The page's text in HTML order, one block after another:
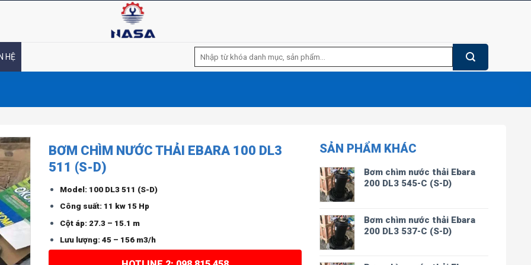
HỆ
kiếm:
SẢN PHẨM KHÁC
Bơm chìm nước thải Ebara
200 DL3 545-C (S-D)
Bơm chìm nước thải Ebara
200 DL3 537-C (S-D)
BƠM CHÌM NƯỚC THẢI EBARA 100 DL3
511 (S-D)
Model: 100 DL3 511 (S-D)
Công suất: 11 kw 15 Hp
Cột áp: 27.3 – 15.1 m
Lưu lượng: 45 – 156 m3/h